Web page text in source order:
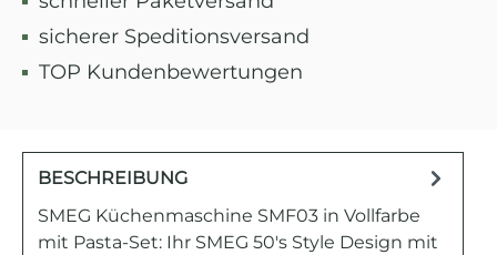
sicherer Speditionsversand
TOP Kundenbewertungen
BESCHREIBUNG
SMEG Küchenmaschine SMF03 in Vollfarbe
mit Pasta-Set: Ihr SMEG 50's Style Design mit